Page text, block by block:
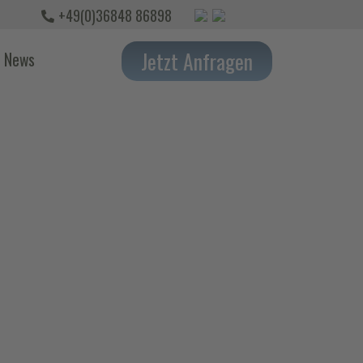
+49(0)36848 86898
News Jetzt Anfragen